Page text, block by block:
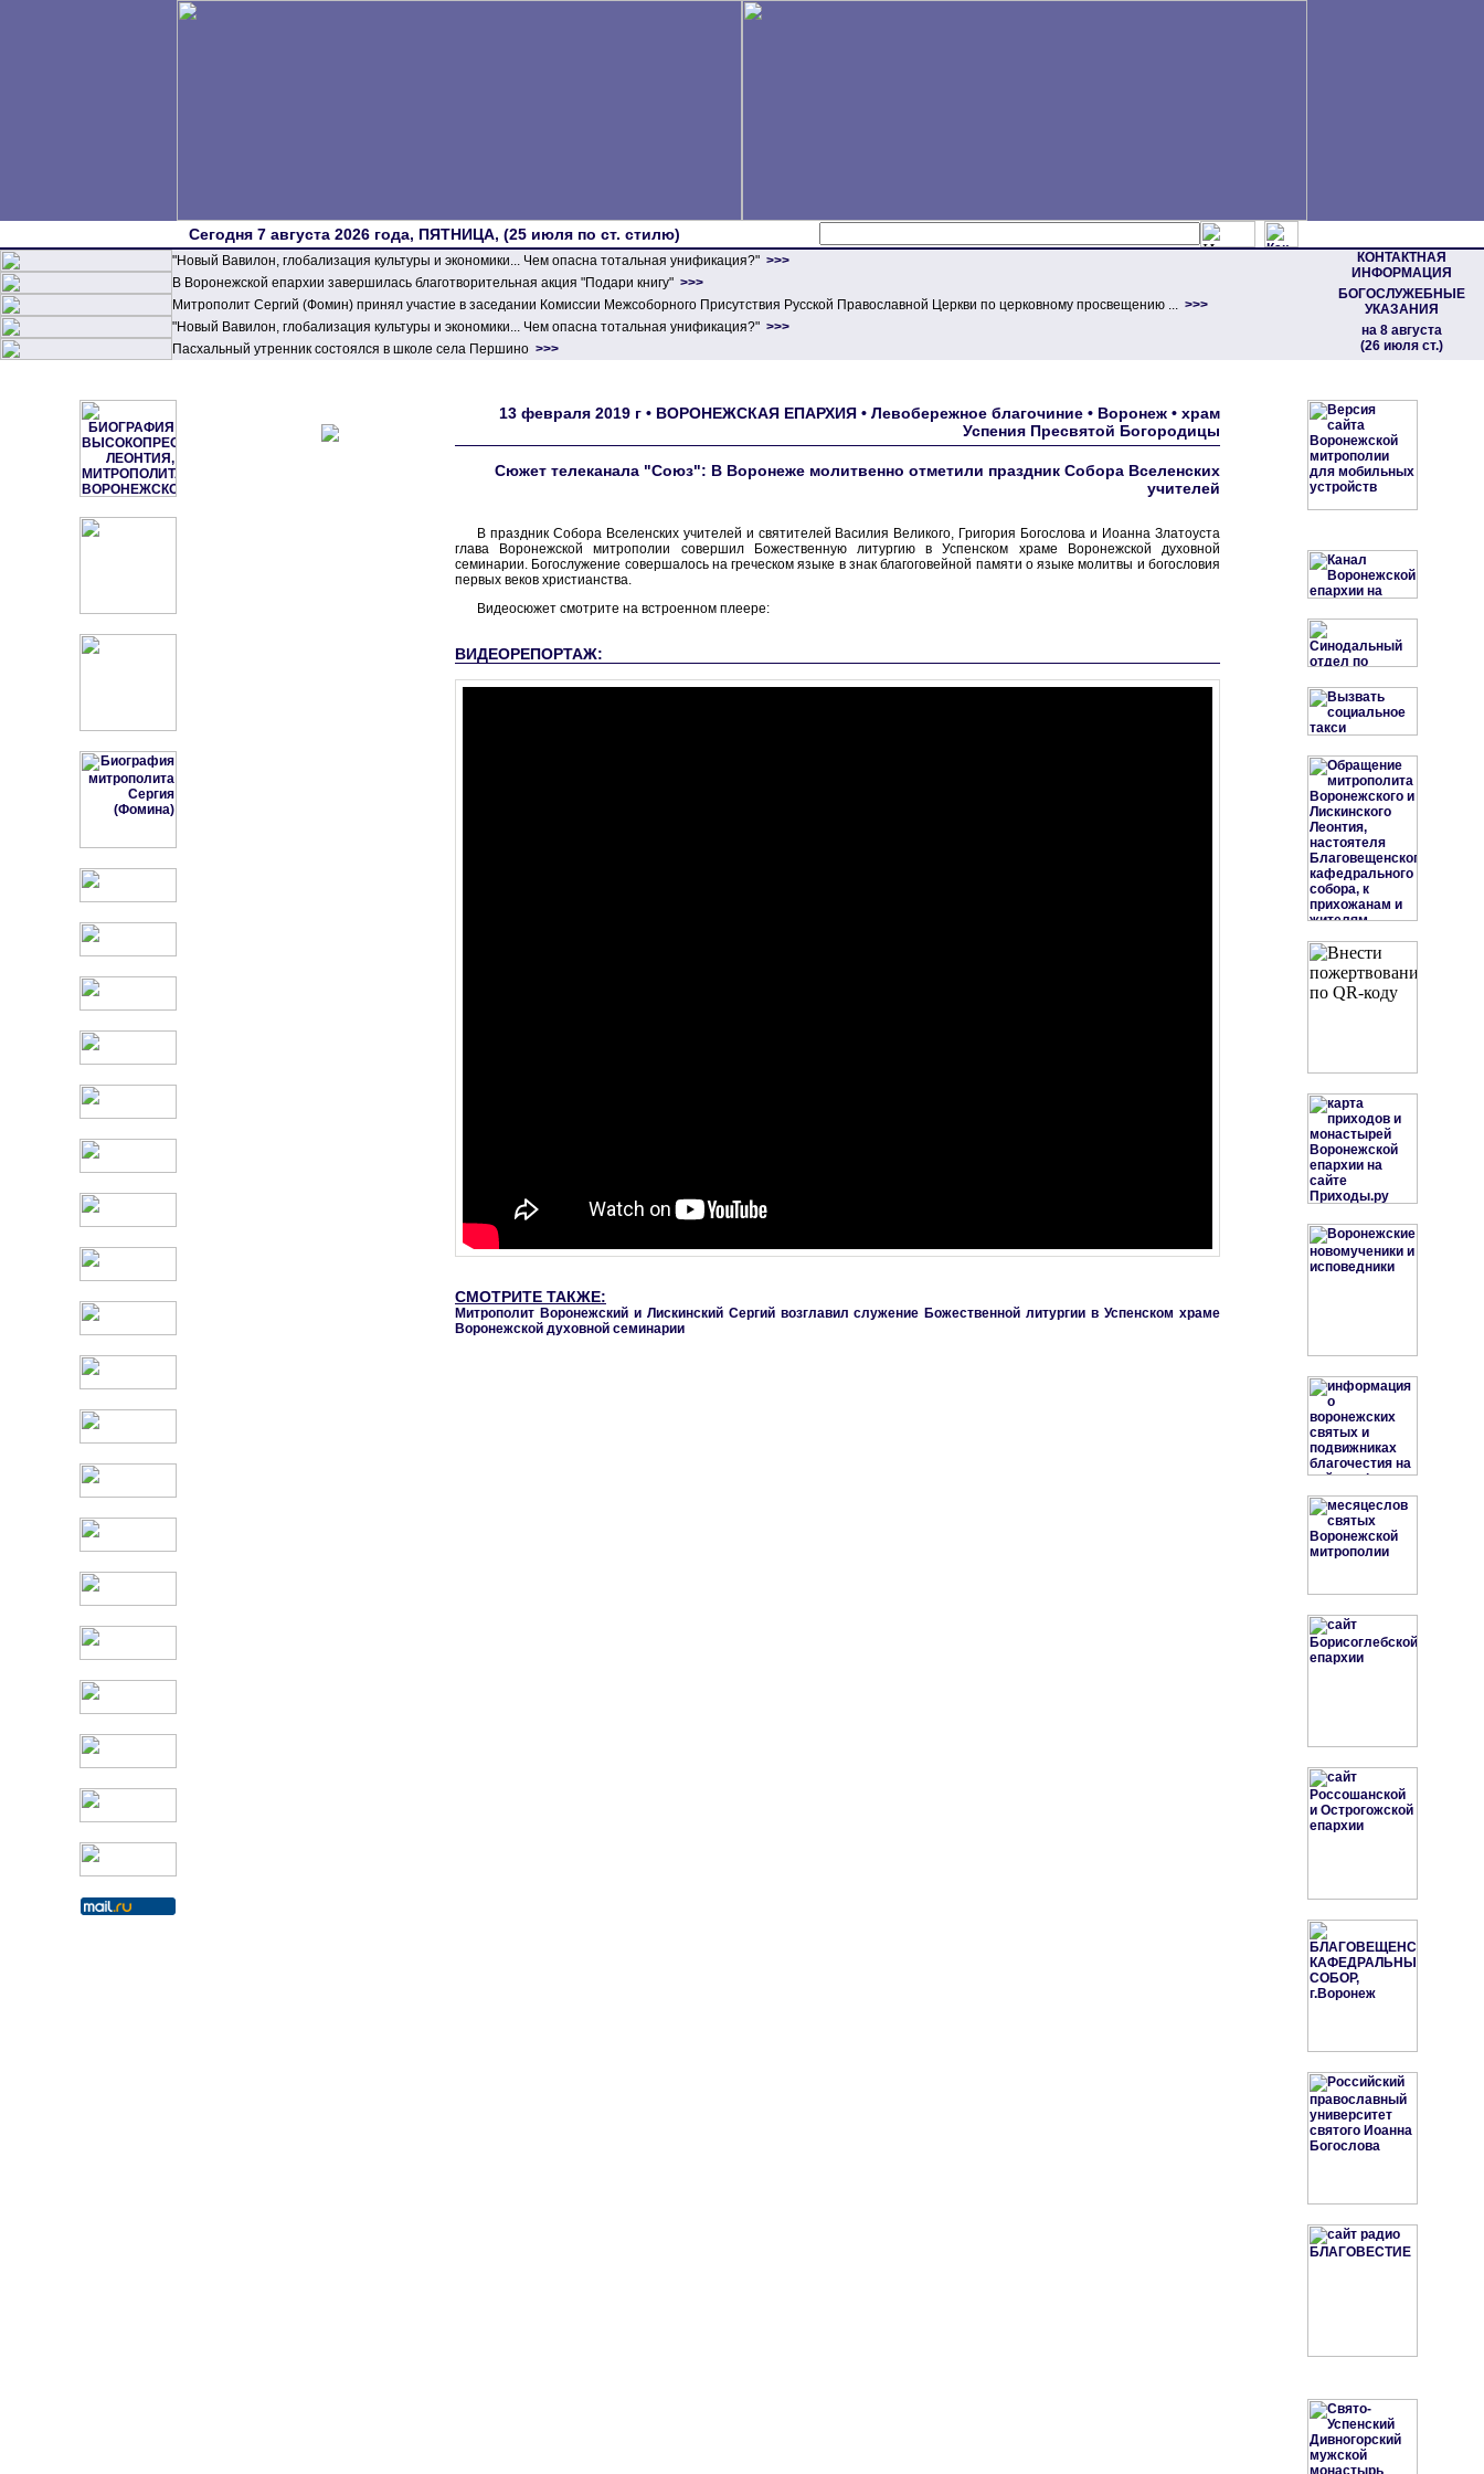
Сегодня 7 августа 2026 года, ПЯТНИЦА, (25 июля по ст. стилю)
"Новый Вавилон, глобализация культуры и экономики... Чем опасна тотальная унификация?" >>>
КОНТАКТНАЯ
ИНФОРМАЦИЯ
БОГОСЛУЖЕБНЫЕ
УКАЗАНИЯ
на 8 августа
(26 июля ст.)
В Воронежской епархии завершилась благотворительная акция "Подари книгу" >>>
Митрополит Сергий (Фомин) принял участие в заседании Комиссии Межсоборного Присутствия Русской Православной Церкви по церковному просвещению ... >>>
"Новый Вавилон, глобализация культуры и экономики... Чем опасна тотальная унификация?" >>>
Пасхальный утренник состоялся в школе села Першино >>>
13 февраля 2019 г • ВОРОНЕЖСКАЯ ЕПАРХИЯ • Левобережное благочиние • Воронеж • храм
Успения Пресвятой Богородицы
Сюжет телеканала "Союз": В Воронеже молитвенно отметили праздник Собора Вселенских
учителей
В праздник Собора Вселенских учителей и святителей Василия Великого, Григория Богослова и Иоанна Златоуста
глава Воронежской митрополии совершил Божественную литургию в Успенском храме Воронежской духовной
семинарии. Богослужение совершалось на греческом языке в знак благоговейной памяти о языке молитвы и богословия
первых веков христианства.
Видеосюжет смотрите на встроенном плеере:
ВИДЕОРЕПОРТАЖ:
СМОТРИТЕ ТАКЖЕ:
Митрополит Воронежский и Лискинский Сергий возглавил служение Божественной литургии в Успенском храме
Воронежской духовной семинарии